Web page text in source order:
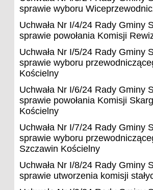
sprawie wyboru
Uchwała Nr I/4/24 Rady Gminy
sprawie powołania Komisji
Uchwała Nr I/5/24 Rady Gminy
sprawie wyboru
Kościelny
Uchwała Nr I/6/24 Rady Gminy
sprawie powołania Komisji
Kościelny
Uchwała Nr I/7/24 Rady Gminy
sprawie wyboru
Szczawin Kościelny
Uchwała Nr I/8/24 Rady Gminy
sprawie utworzenia komisji